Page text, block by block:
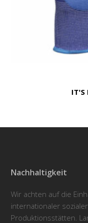
IT'S
Nachhaltigkeit
Wir achten auf die
internationaler
Produktionsstätten.